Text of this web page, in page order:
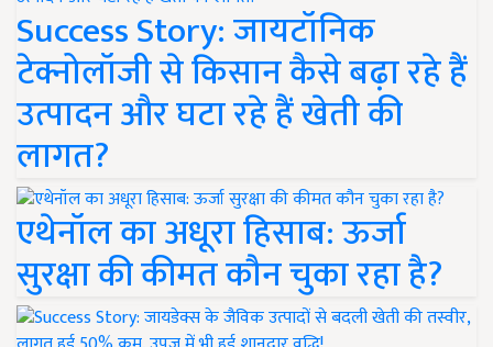
Success Story: जायटॉनिक
टेक्नोलॉजी से किसान कैसे बढ़ा रहे हैं
उत्पादन और घटा रहे हैं खेती की
लागत?
एथेनॉल का अधूरा हिसाब: ऊर्जा
सुरक्षा की कीमत कौन चुका रहा है?